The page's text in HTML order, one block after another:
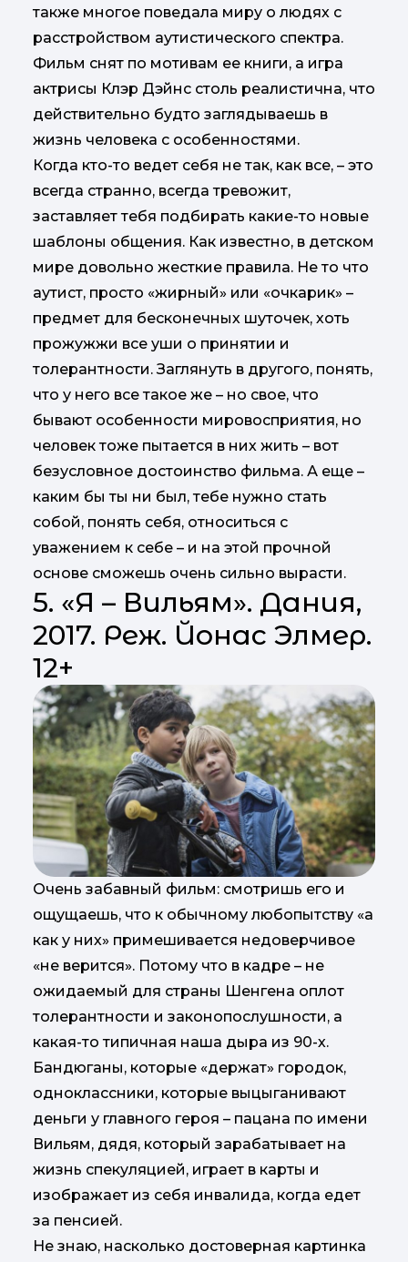
также многое поведала миру о людях с
расстройством аутистического спектра.
Фильм снят по мотивам ее книги, а игра
актрисы Клэр Дэйнс столь реалистична, что
действительно будто заглядываешь в
жизнь человека с особенностями.
Когда кто-то ведет себя не так, как все, – это
всегда странно, всегда тревожит,
заставляет тебя подбирать какие-то новые
шаблоны общения. Как известно, в детском
мире довольно жесткие правила. Не то что
аутист, просто «жирный» или «очкарик» –
предмет для бесконечных шуточек, хоть
прожужжи все уши о принятии и
толерантности. Заглянуть в другого, понять,
что у него все такое же – но свое, что
бывают особенности мировосприятия, но
человек тоже пытается в них жить – вот
безусловное достоинство фильма. А еще –
каким бы ты ни был, тебе нужно стать
собой, понять себя, относиться с
уважением к себе – и на этой прочной
основе сможешь очень сильно вырасти.
5. «Я – Вильям». Дания,
2017. Реж. Йонас Элмер.
12+
Очень забавный фильм: смотришь его и
ощущаешь, что к обычному любопытству «а
как у них» примешивается недоверчивое
«не верится». Потому что в кадре – не
ожидаемый для страны Шенгена оплот
толерантности и законопослушности, а
какая-то типичная наша дыра из 90-х.
Бандюганы, которые «держат» городок,
одноклассники, которые выцыганивают
деньги у главного героя – пацана по имени
Вильям, дядя, который зарабатывает на
жизнь спекуляцией, играет в карты и
изображает из себя инвалида, когда едет
за пенсией.
Не знаю, насколько достоверная картинка